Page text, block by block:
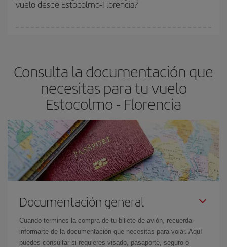
y de que las tarifas más baratas (turista) estén disponibles o se
vuelo desde Estocolmo-Florencia?
Consulta la documentación que
necesitas para tu vuelo
Estocolmo - Florencia
Documentación general
Cuando termines la compra de tu billete de avión, recuerda
informarte de la documentación que necesitas para volar. Aquí
puedes consultar si requieres visado, pasaporte, seguro o